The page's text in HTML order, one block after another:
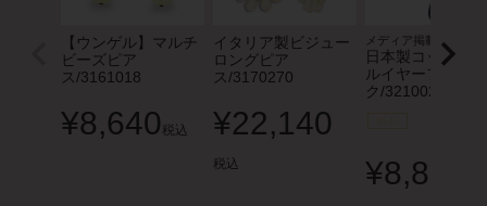
【ウンゲル】マルチ
ビーズピア
ス/3161018
¥8,640税込
イタリア製ビジュー
ロングピア
ス/3170270
¥22,140
税込
メディア掲載
日本製コットン
ルイヤーフッ
ク/3210022
¥8,800